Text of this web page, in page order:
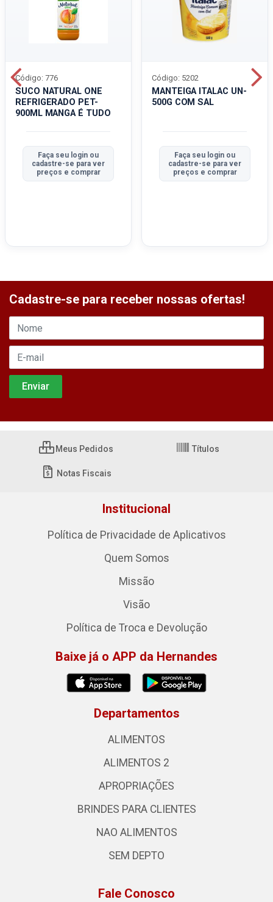
SUCO NATURAL ONE
REFRIGERADO PET-
900ML MANGA É TUDO
Código: 776
Faça seu login ou
cadastre-se para ver
preços e comprar
MANTEIGA ITALAC UN-
500G COM SAL
Código: 5202
Faça seu login ou
cadastre-se para ver
preços e comprar
Cadastre-se para receber nossas ofertas!
Meus Pedidos Títulos
Notas Fiscais
Institucional
Política de Privacidade de Aplicativos
Quem Somos
Missão
Visão
Política de Troca e Devolução
Baixe já o APP da Hernandes
Departamentos
ALIMENTOS
ALIMENTOS 2
APROPRIAÇÕES
BRINDES PARA CLIENTES
NAO ALIMENTOS
SEM DEPTO
Fale Conosco